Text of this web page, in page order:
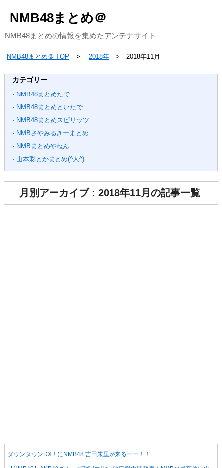
NMB48まとめ＠
NMB48まとめの情報を集めたアンテナサイト
NMB48まとめ＠ TOP 2018年 2018年11月
カテゴリー
NMB48まとめたで
NMB48まとめといたで
NMB48まとめスピリッツ
NMBさやみるきーまとめ
NMBまとめやねん
山本彩とかまとめ(^人^)
月別アーカイブ : 2018年11月の記事一覧
ダウンタウンDX！にNMB48 吉田朱里が来るーー！！